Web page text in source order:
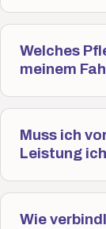
Welches
meinem
Muss ich
Leistung
Wie